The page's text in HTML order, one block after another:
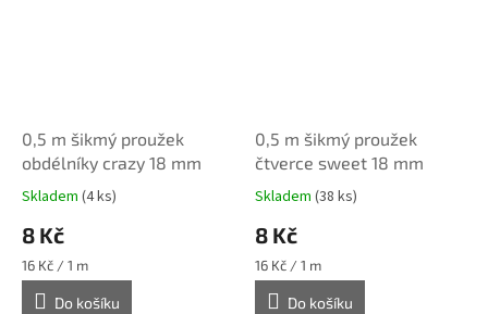
0,5 m šikmý proužek
obdélníky crazy 18 mm
Skladem (4 ks)
8 Kč
Měrná
cena:
16 Kč / 1 m
Do košíku
0,5 m šikmý proužek
čtverce sweet 18 mm
Skladem (38 ks)
8 Kč
Měrná
cena:
16 Kč / 1 m
Do košíku